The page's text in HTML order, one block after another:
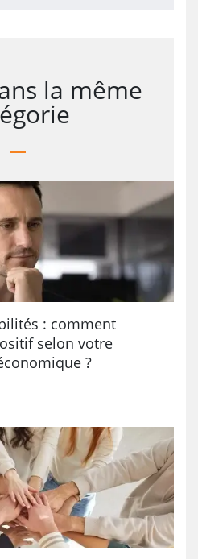
la même
: comment
selon votre
?